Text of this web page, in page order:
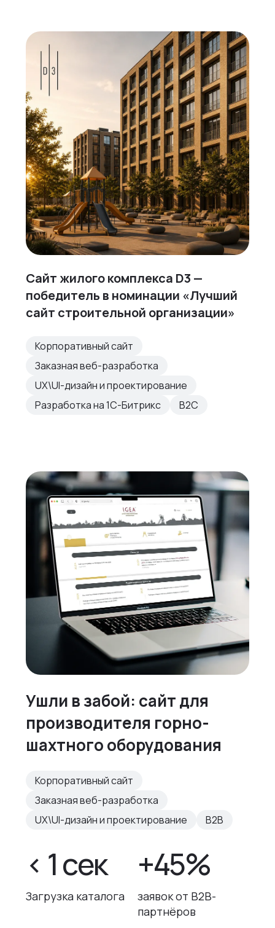
Сайт жилого комплекса D3 —
победитель в номинации «Лучший
сайт строительной организации»
Корпоративный сайт
Заказная веб-разработка
UX\UI-дизайн и проектирование
Разработка на 1С-Битрикс
B2C
Ушли в забой: сайт для
производителя горно-
шахтного оборудования
Корпоративный сайт
Заказная веб-разработка
UX\UI-дизайн и проектирование
B2B
< 1 сек
Загрузка каталога
+45%
заявок от B2B-
партнёров